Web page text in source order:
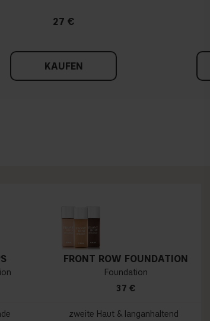
27 €
KAUFEN
FRONT ROW FOUNDATION
Foundation
37 €
zweite Haut & langanhaltend